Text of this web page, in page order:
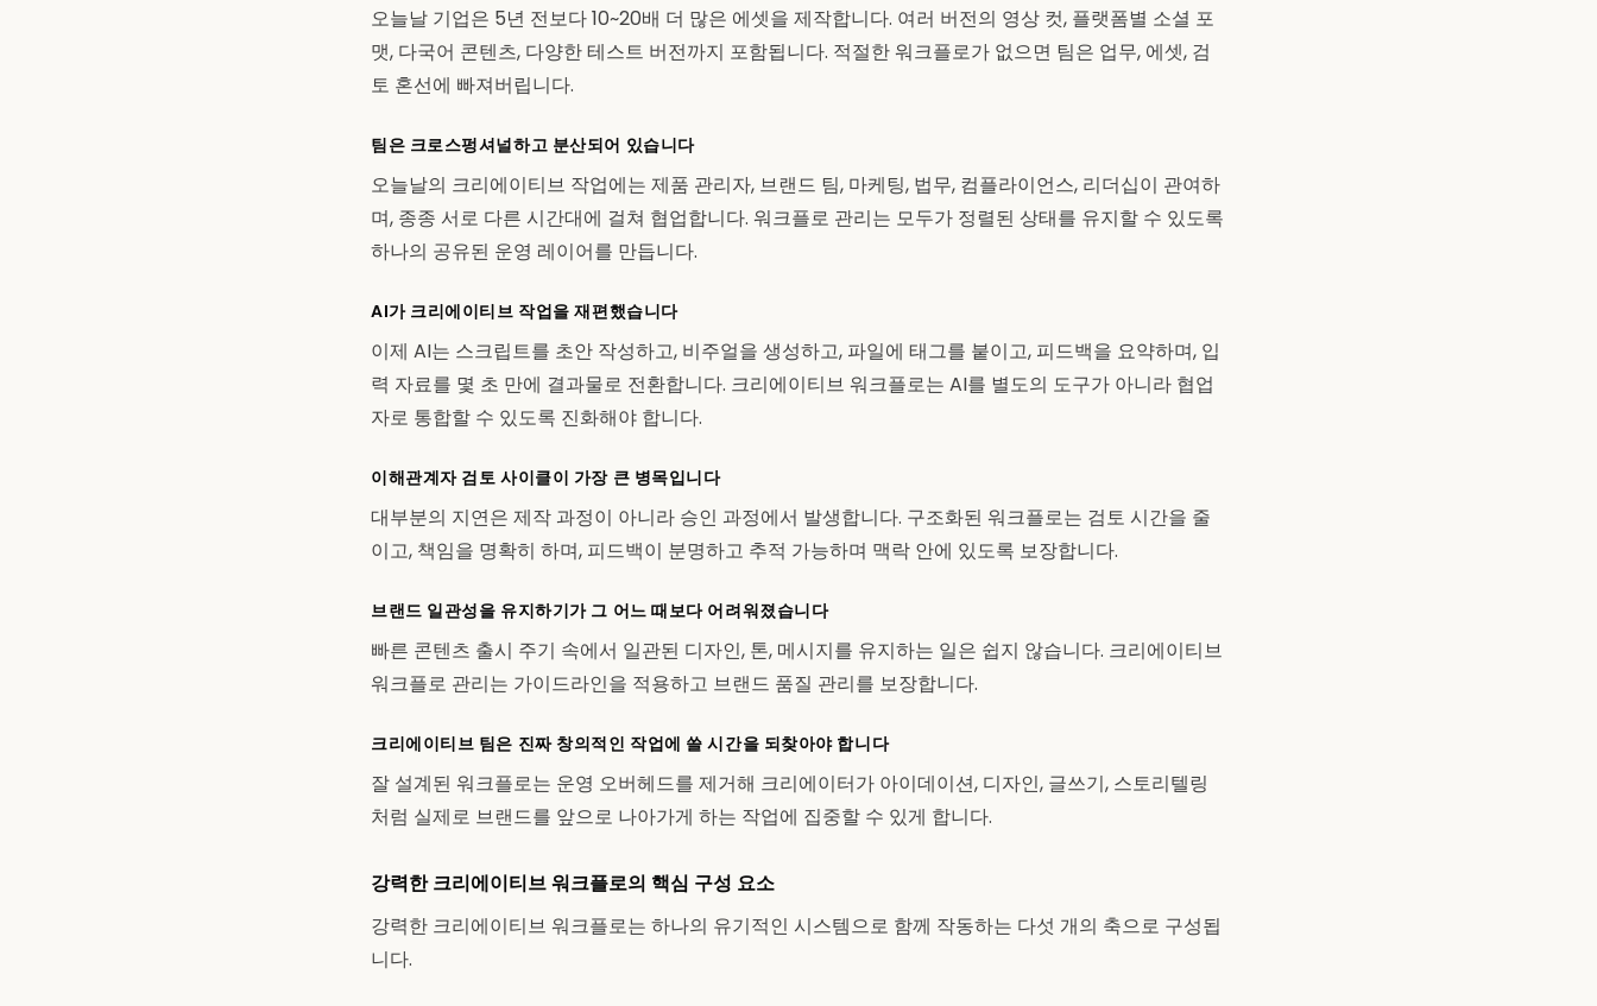
오늘날 기업은 5년 전보다 10~20배 더 많은 에셋을 제작합니다. 여러 버전의 영상 컷, 플랫폼별 소셜 포
맷, 다국어 콘텐츠, 다양한 테스트 버전까지 포함됩니다. 적절한 워크플로가 없으면 팀은 업무, 에셋, 검
토 혼선에 빠져버립니다.
팀은 크로스펑셔널하고 분산되어 있습니다
오늘날의 크리에이티브 작업에는 제품 관리자, 브랜드 팀, 마케팅, 법무, 컴플라이언스, 리더십이 관여하
며, 종종 서로 다른 시간대에 걸쳐 협업합니다. 워크플로 관리는 모두가 정렬된 상태를 유지할 수 있도록
하나의 공유된 운영 레이어를 만듭니다.
AI가 크리에이티브 작업을 재편했습니다
이제 AI는 스크립트를 초안 작성하고, 비주얼을 생성하고, 파일에 태그를 붙이고, 피드백을 요약하며, 입
력 자료를 몇 초 만에 결과물로 전환합니다. 크리에이티브 워크플로는 AI를 별도의 도구가 아니라 협업
자로 통합할 수 있도록 진화해야 합니다.
이해관계자 검토 사이클이 가장 큰 병목입니다
대부분의 지연은 제작 과정이 아니라 승인 과정에서 발생합니다. 구조화된 워크플로는 검토 시간을 줄
이고, 책임을 명확히 하며, 피드백이 분명하고 추적 가능하며 맥락 안에 있도록 보장합니다.
브랜드 일관성을 유지하기가 그 어느 때보다 어려워졌습니다
빠른 콘텐츠 출시 주기 속에서 일관된 디자인, 톤, 메시지를 유지하는 일은 쉽지 않습니다. 크리에이티브
워크플로 관리는 가이드라인을 적용하고 브랜드 품질 관리를 보장합니다.
크리에이티브 팀은 진짜 창의적인 작업에 쓸 시간을 되찾아야 합니다
잘 설계된 워크플로는 운영 오버헤드를 제거해 크리에이터가 아이데이션, 디자인, 글쓰기, 스토리텔링
처럼 실제로 브랜드를 앞으로 나아가게 하는 작업에 집중할 수 있게 합니다.
강력한 크리에이티브 워크플로의 핵심 구성 요소
강력한 크리에이티브 워크플로는 하나의 유기적인 시스템으로 함께 작동하는 다섯 개의 축으로 구성됩
니다.